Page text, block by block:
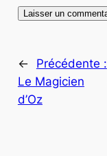
←
Précédente :
Le Magicien
d’Oz